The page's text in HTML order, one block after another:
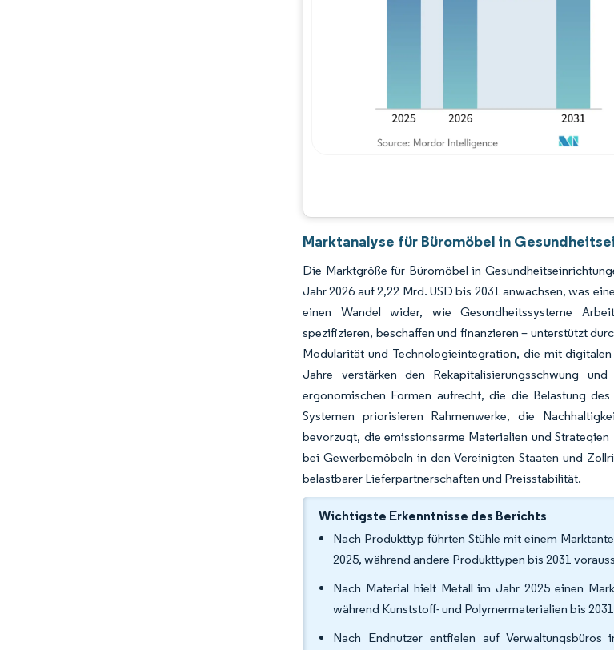
Bild © Mordor Intelligence.
Marktanalyse für Büromöbel in
Die Marktgröße für Büromöbel in
Jahr 2026 auf 2,22 Mrd. USD bis 2031 anwachsen, was
einen Wandel wider, wie Gesundheitssysteme
spezifizieren, beschaffen und finanzieren – unterstützt
Modularität und Technologieintegration, die mit
Jahre verstärken den Rekapitalisierungsschwung
ergonomischen Formen aufrecht, die die Belastung
Systemen priorisieren Rahmenwerke, die
bevorzugt, die emissionsarme Materialien und
bei Gewerbemöbeln in den Vereinigten Staaten und
belastbarer Lieferpartnerschaften und Preisstabilität.
Wichtigste Erkenntnisse des Berichts
Nach Produkttyp führten Stühle mit einem
2025, während andere Produkttypen bis 2031
Nach Material hielt Metall im Jahr 2025 einen
während Kunststoff- und Polymermaterialien bis
Nach Endnutzer entfielen auf